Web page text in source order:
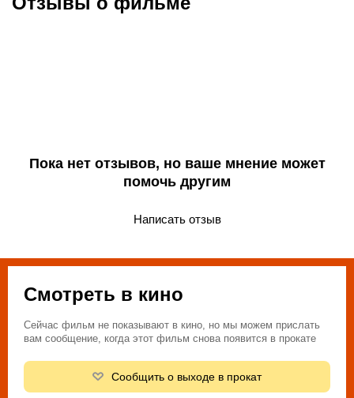
Пока нет отзывов, но ваше мнение может
помочь другим
Написать отзыв
Смотреть в кино
Сейчас фильм не показывают в кино, но мы можем прислать
вам сообщение, когда этот фильм снова появится в прокате
Сообщить о выходе в прокат